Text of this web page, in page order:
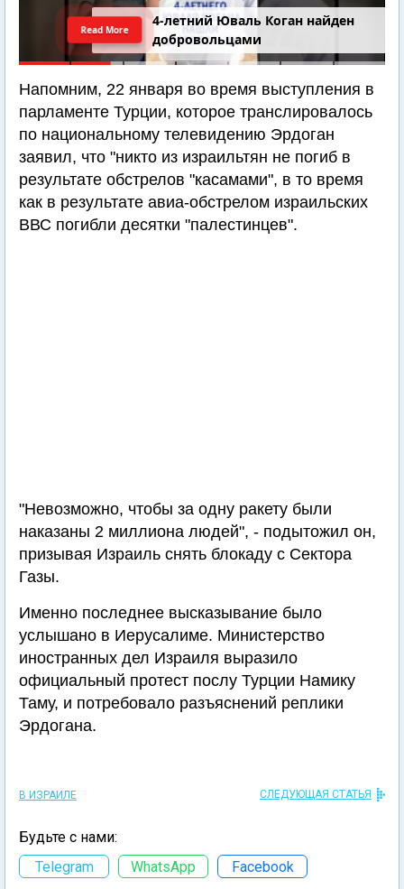
4-летний Юваль Коган найден
добровольцами
Read More
Напомним, 22 января во время выступления в
парламенте Турции, которое транслировалось
по национальному телевидению Эрдоган
заявил, что "никто из израильтян не погиб в
результате обстрелов "касамами", в то время
как в результате авиа-обстрелом израильских
ВВС погибли десятки "палестинцев".
"Невозможно, чтобы за одну ракету были
наказаны 2 миллиона людей", - подытожил он,
призывая Израиль снять блокаду с Сектора
Газы.
Именно последнее высказывание было
услышано в Иерусалиме. Министерство
иностранных дел Израиля выразило
официальный протест послу Турции Намику
Таму, и потребовало разъяснений реплики
Эрдогана.
В ИЗРАИЛЕ СЛЕДУЮЩАЯ СТАТЬЯ
Будьте с нами:
Telegram
WhatsApp Facebook